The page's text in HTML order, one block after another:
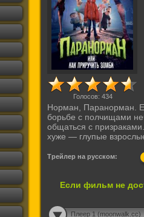
Голосов: 434
Норман, Паранорман.
борьбе с полчищами
общаться с
хуже — глупые
Трейлер на русском:
Если фильм не
Плеер 1 (moonwalk.cc)